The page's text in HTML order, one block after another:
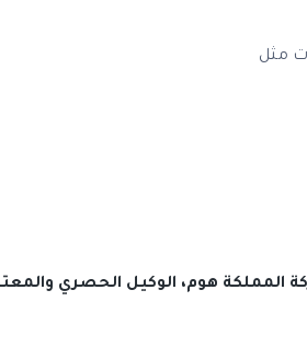
مثل
المملكة هوم، الوكيل الحصري